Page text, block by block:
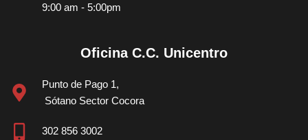
9:00 am - 5:00pm
Oficina C.C. Unicentro
Punto de Pago 1,
Sótano Sector Cocora
302 856 3002